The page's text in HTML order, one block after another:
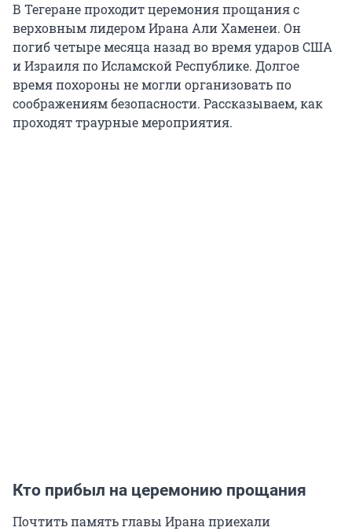
В Тегеране проходит церемония прощания с
верховным лидером Ирана Али Хаменеи. Он
погиб четыре месяца назад во время ударов США
и Израиля по Исламской Республике. Долгое
время похороны не могли организовать по
соображениям безопасности. Рассказываем, как
проходят траурные мероприятия.
Кто прибыл на церемонию прощания
Почтить память главы Ирана приехали